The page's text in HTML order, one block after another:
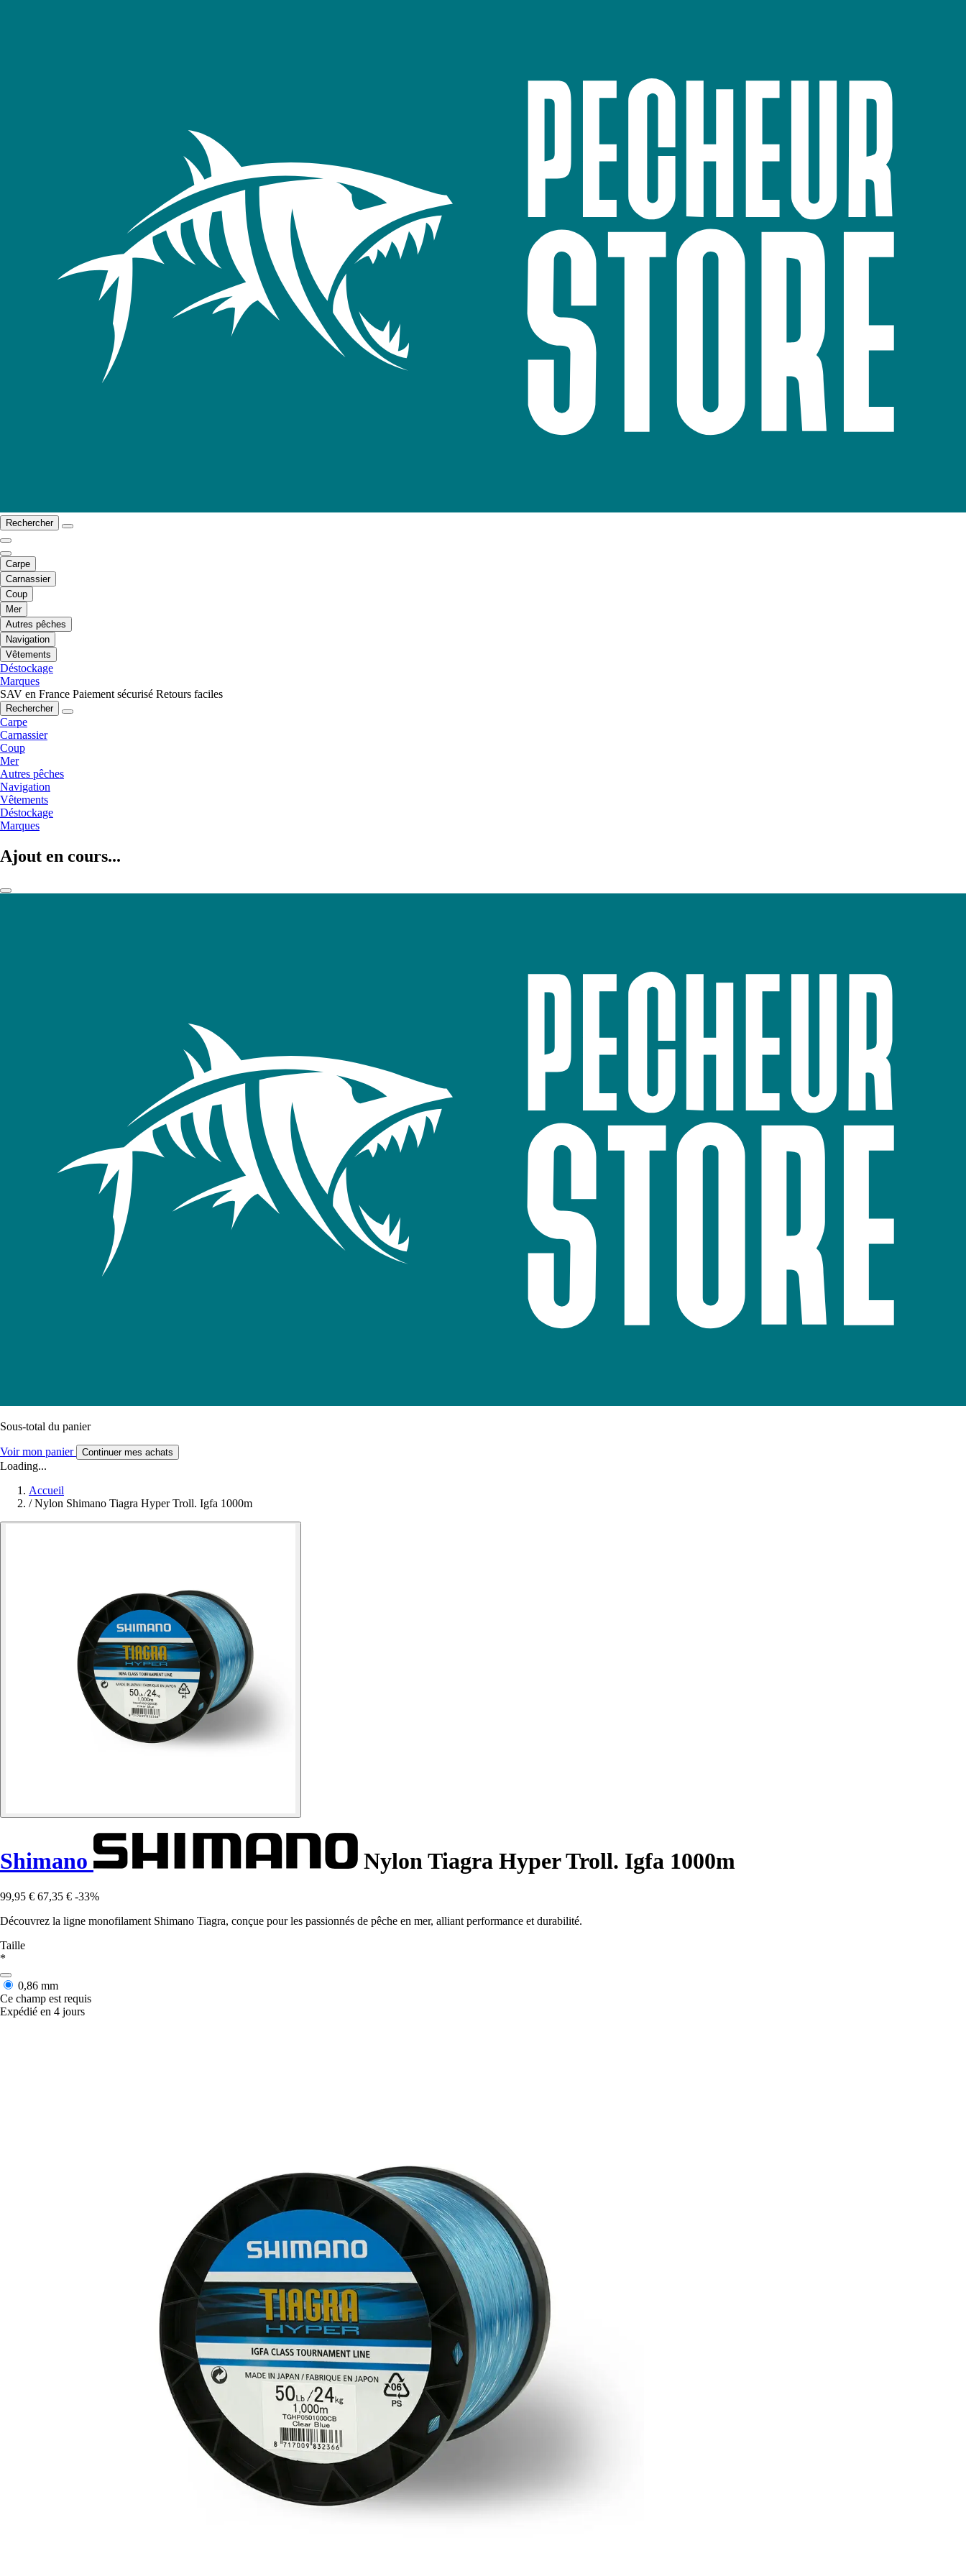
Rechercher
Carpe
Carnassier
Coup
Mer
Autres pêches
Navigation
Vêtements
Déstockage
Marques
SAV en France Paiement sécurisé Retours faciles
Rechercher
Carpe
Carnassier
Coup
Mer
Autres pêches
Navigation
Vêtements
Déstockage
Marques
Ajout en cours...
Sous-total du panier
Voir mon panier Continuer mes achats
Loading...
Accueil
/ Nylon Shimano Tiagra Hyper Troll. Igfa 1000m
Shimano Nylon Tiagra Hyper Troll. Igfa 1000m
99,95 € 67,35 € -33%
Découvrez la ligne monofilament Shimano Tiagra, conçue pour les passionnés de pêche en mer, alliant performance et durabilité.
Taille
*
0,86 mm
Ce champ est requis
Expédié en 4 jours